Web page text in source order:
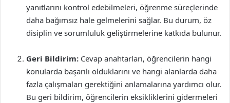
yanıtlarını kontrol edebilmeleri, öğrenme süreçlerinde
daha bağımsız hale gelmelerini sağlar. Bu durum, öz
disiplin ve sorumluluk geliştirmelerine katkıda bulunur.
Geri Bildirim: Cevap anahtarları, öğrencilerin hangi
konularda başarılı olduklarını ve hangi alanlarda daha
fazla çalışmaları gerektiğini anlamalarına yardımcı olur.
Bu geri bildirim, öğrencilerin eksikliklerini gidermeleri